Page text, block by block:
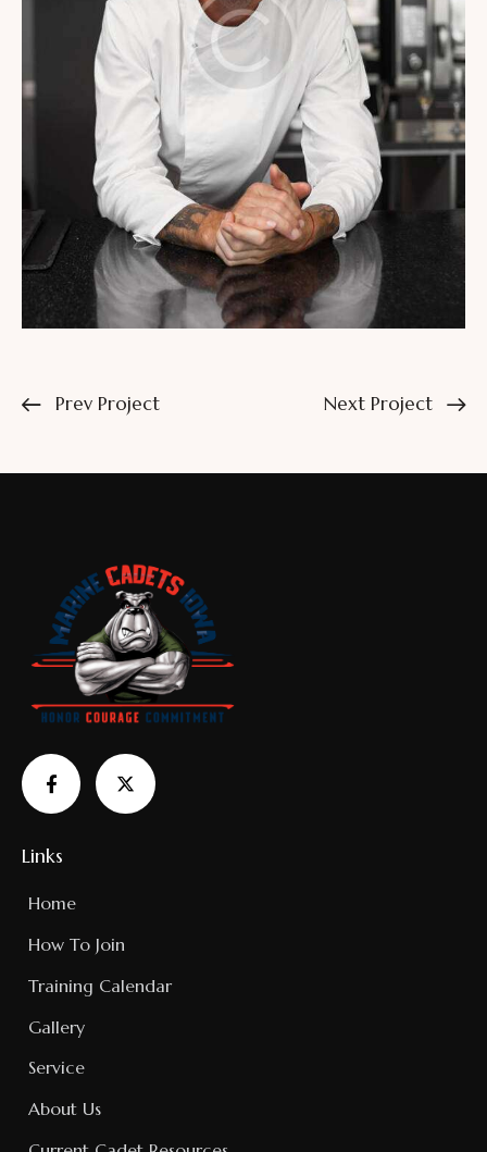
Prev Project Next Project
Links
Home
How To Join
Training Calendar
Gallery
Service
About Us